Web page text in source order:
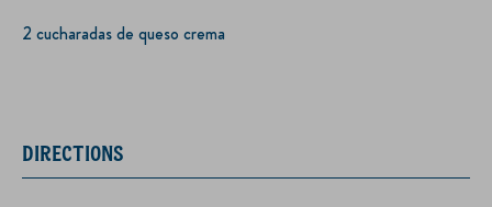
2 cucharadas de queso crema
DIRECTIONS